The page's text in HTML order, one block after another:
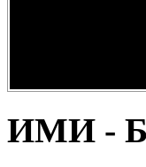
ИМИ -